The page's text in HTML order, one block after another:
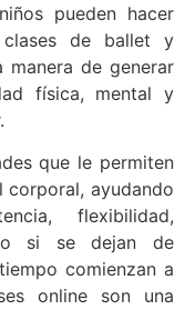
pueden hacer
de ballet y
manera de generar
física, mental y
que le permiten
corporal, ayudando
flexibilidad,
si se dejan de
comienzan a
online son una